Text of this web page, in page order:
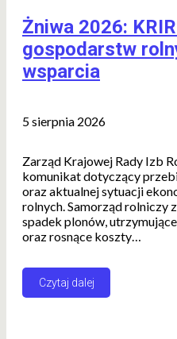
Żniwa 2026:
gospodarstw
wsparcia
5 sierpnia 2026
Zarząd Krajowej Rady Izb
komunikat dotyczący
oraz aktualnej sytuacji
rolnych. Samorząd rolniczy
spadek plonów,
oraz rosnące koszty…
Czytaj dalej